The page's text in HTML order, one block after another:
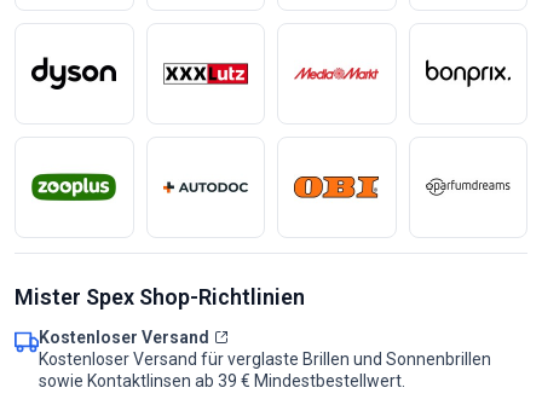
Mister Spex Shop-Richtlinien
Kostenloser Versand
Kostenloser Versand für verglaste Brillen und Sonnenbrillen
sowie Kontaktlinsen ab 39 € Mindestbestellwert.